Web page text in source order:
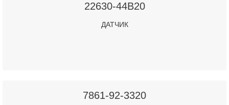
22630-44B20
ДАТЧИК
7861-92-3320